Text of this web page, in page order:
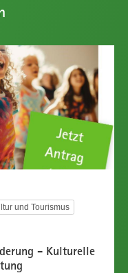
und Tourismus
- Kulturelle